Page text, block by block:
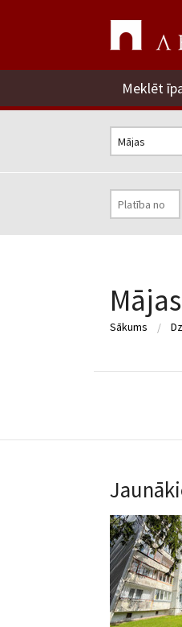
Meklēt
Mājas
Sākums